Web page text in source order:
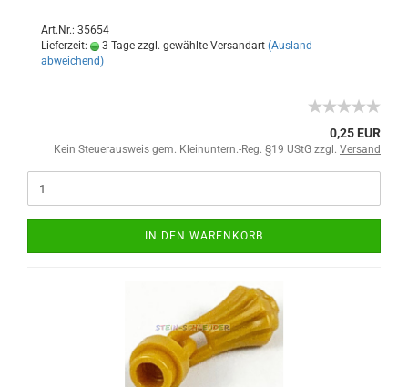
Art.Nr.: 35654
Lieferzeit:
3 Tage zzgl. gewählte Versandart (Ausland
abweichend)
0,25 EUR
Kein Steuerausweis gem. Kleinuntern.-Reg. §19 UStG zzgl. Versand
IN DEN WARENKORB